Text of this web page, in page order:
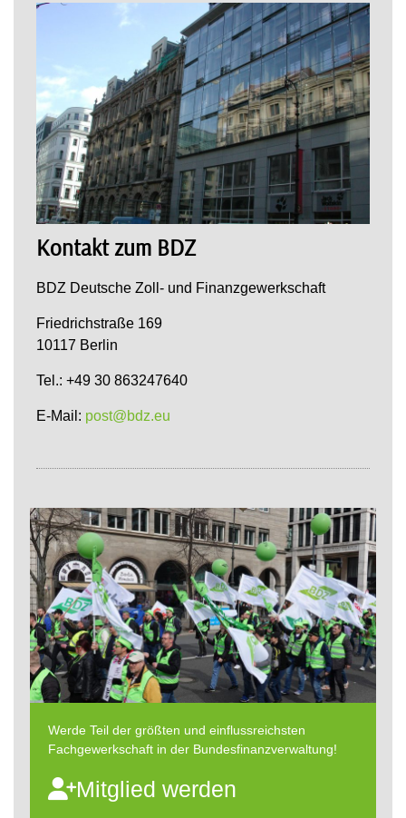
Kontakt zum BDZ
BDZ Deutsche Zoll- und Finanzgewerkschaft
Friedrichstraße 169
10117 Berlin
Tel.: +49 30 863247640
E-Mail: post@bdz.eu
Werde Teil der größten und einflussreichsten
Fachgewerkschaft in der Bundesfinanzverwaltung!
Mitglied werden